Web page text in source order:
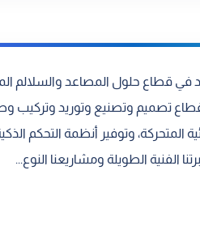
قطاع حلول المصاعد والسلالم
تصميم وتصنيع وتوريد وتركيب
المتحركة، وتوفير أنظمة التحكم
الفنية الطويلة ومشاريعنا النوع...